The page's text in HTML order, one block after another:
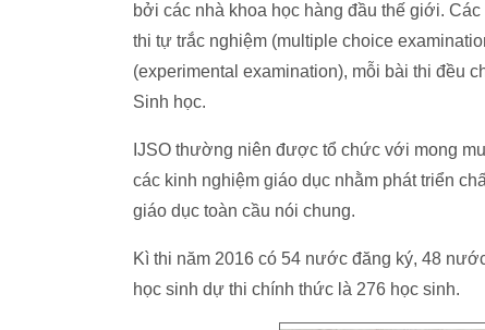
bởi các nhà khoa học hàng đầu thế giới.
thi tự trắc nghiệm (multiple choice
(experimental examination), mỗi bài thi đều
Sinh học.
IJSO thường niên được tổ chức với mong
các kinh nghiệm giáo dục nhằm phát triển
giáo dục toàn cầu nói chung.
Kì thi năm 2016 có 54 nước đăng ký, 48
học sinh dự thi chính thức là 276 học sinh.